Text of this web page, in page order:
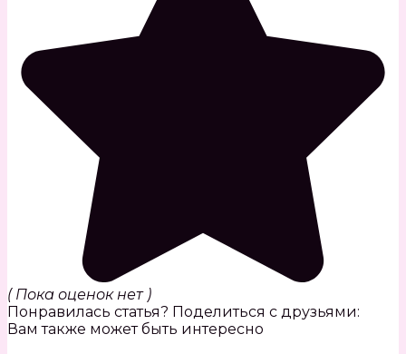
( Пока оценок нет )
Понравилась статья? Поделиться с друзьями:
Вам также может быть интересно